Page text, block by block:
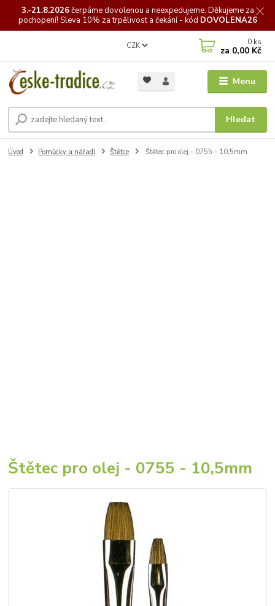
3.-21.8.2026čerpámedovolenou a neexpedujeme. Děkujeme za
pochopení! Sleva 10% za trpělivost a čekání - kód DOVOLENA26
Menu
CZK
Hledat
0 ks
za 0,00 Kč
Úvod Pomůcky a nářadí Štětce Štětec pro olej - 0755 - 10,5mm
Štětec pro olej - 0755 - 10,5mm